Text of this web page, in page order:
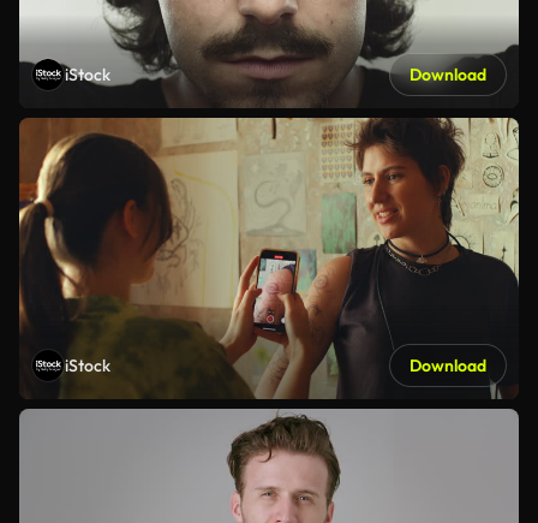
iStock Download
iStock Download